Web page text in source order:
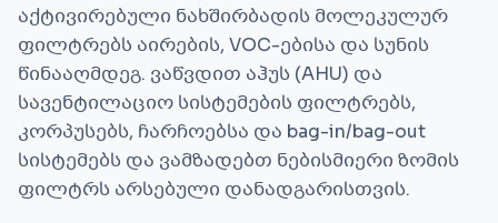
აქტივირებული ნახშირბადის მოლეკულურ
ფილტრებს აირების, VOC-ებისა და სუნის
წინააღმდეგ. ვაწვდით აჰუს (AHU) და
სავენტილაციო სისტემების ფილტრებს,
კორპუსებს, ჩარჩოებსა და bag-in/bag-out
სისტემებს და ვამზადებთ ნებისმიერი ზომის
ფილტრს არსებული დანადგარისთვის.